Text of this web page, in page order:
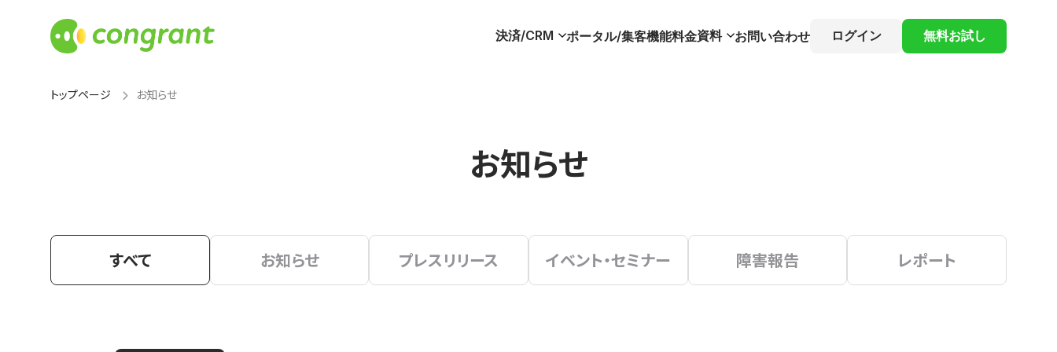
決済/CRM ポータル/集客機能料金資料 お問い合わせ ログイン 無料お試し
トップページ お知らせ
お知らせ
すべて お知らせ プレスリリース イベント・セミナー 障害報告 レポート